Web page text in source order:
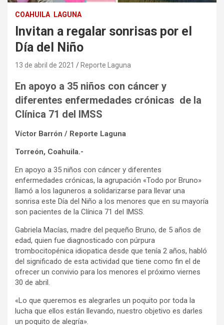
COAHUILA LAGUNA
Invitan a regalar sonrisas por el
Día del Niño
13 de abril de 2021 Reporte Laguna
En apoyo a 35 niños con cáncer y
diferentes enfermedades crónicas de la
Clínica 71 del IMSS
Víctor Barrón / Reporte Laguna
Torreón, Coahuila.-
En apoyo a 35 niños con cáncer y diferentes
enfermedades crónicas, la agrupación «Todo por Bruno»
llamó a los laguneros a solidarizarse para llevar una
sonrisa este Día del Niño a los menores que en su mayoría
son pacientes de la Clínica 71 del IMSS.
Gabriela Macías, madre del pequeño Bruno, de 5 años de
edad, quien fue diagnosticado con púrpura
trombocitopénica idiopatica desde que tenía 2 años, habló
del significado de esta actividad que tiene como fin el de
ofrecer un convivio para los menores el próximo viernes
30 de abril.
«Lo que queremos es alegrarles un poquito por toda la
lucha que ellos están llevando, nuestro objetivo es darles
un poquito de alegría».